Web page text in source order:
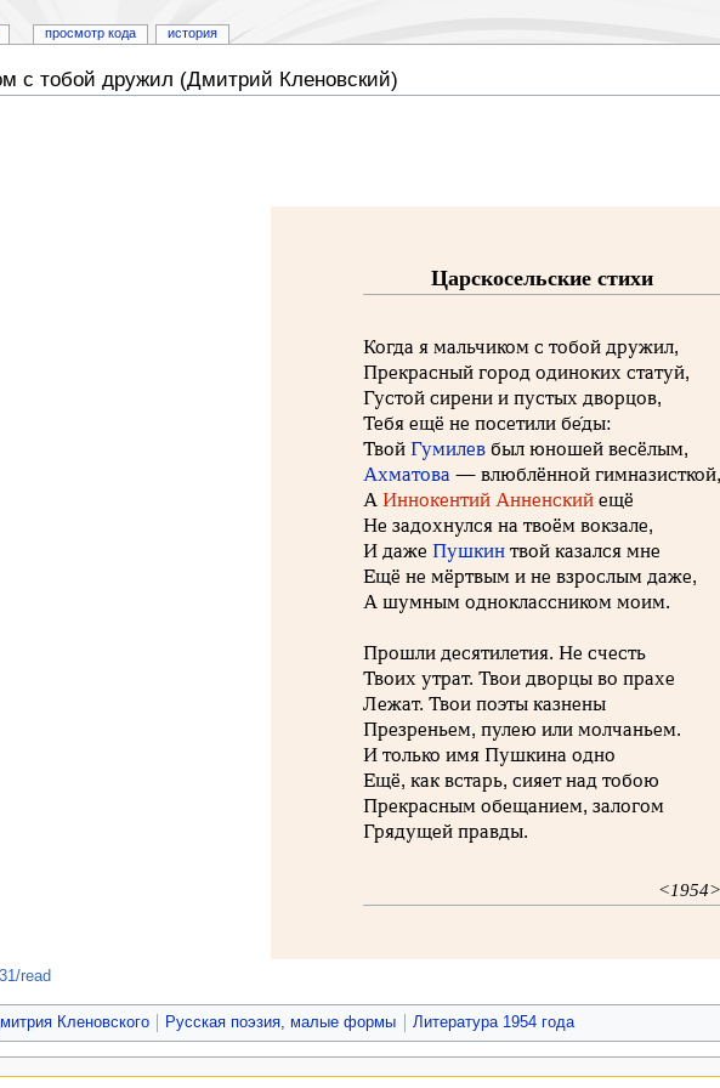
с тобой дружил (Дмитрий Кленовский)
Царскосельские стихи
Когда я мальчиком с тобой дружил,
Прекрасный город одиноких статуй,
Густой сирени и пустых дворцов,
Тебя ещё не посетили бе́ды:
ТвойГумилев был юношей весёлым,
Ахматова — влюблённой
АИннокентий Анненский ещё
Не задохнулся на твоём вокзале,
И дажеПушкин твой казался мне
Ещё не мёртвым и не взрослым даже,
А шумным одноклассником моим.
Прошли десятилетия. Не счесть
Твоих утрат. Твои дворцы во прахе
Лежат. Твои поэты казнены
Презреньем, пулею или молчаньем.
И только имя Пушкина одно
Ещё, как встарь, сияет над тобою
Прекрасным обещанием, залогом
Грядущей правды.
read
Кленовского Русская поэзия, малые формы Литература 1954 года
просмотр кода история